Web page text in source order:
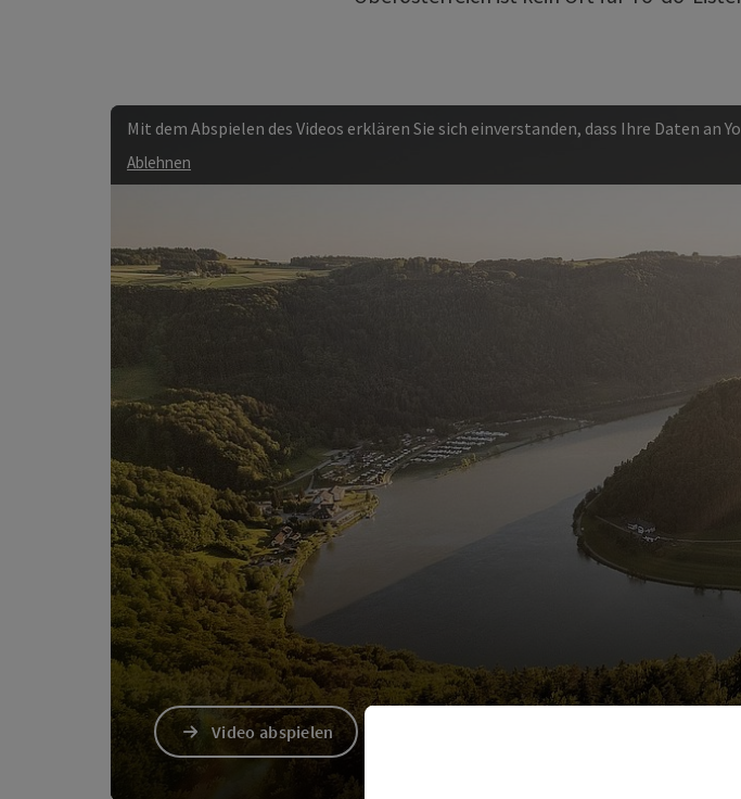
Video abspielen
Mit dem Abspielen des Videos erklären Sie sich einverstanden, dass Ihre Daten an
Ablehnen